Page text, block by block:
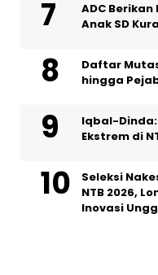
ADC
Anak SD
Daftar
hingga
Iqbal-
Ekstrem di
Seleksi
NTB 2026,
Inovasi